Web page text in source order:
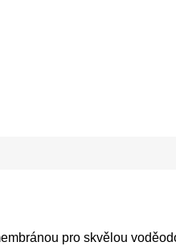
pro skvělou